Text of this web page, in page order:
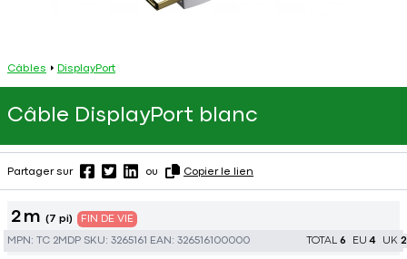
Câbles DisplayPort
Câble DisplayPort blanc
Partager sur ou Copier le lien
2 m (7 pi) FIN DE VIE
MPN: TC 2MDP SKU: 3265161 EAN: 326516100000 TOTAL 6 EU4 UK 2